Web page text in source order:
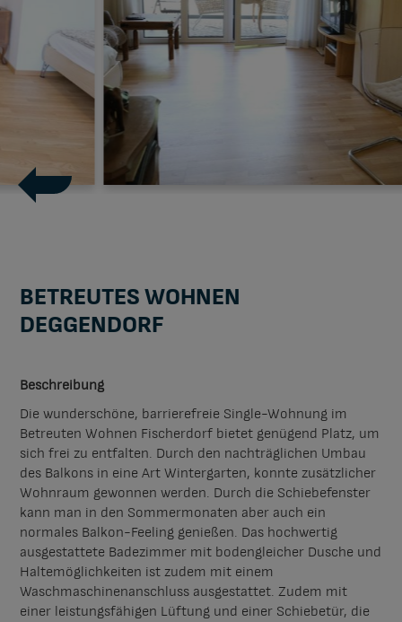
BETREUTES WOHNEN
DEGGENDORF
Beschreibung
Die wunderschöne, barrierefreie Single-Wohnung im
Betreuten Wohnen Fischerdorf bietet genügend Platz, um
sich frei zu entfalten. Durch den nachträglichen Umbau
des Balkons in eine Art Wintergarten, konnte zusätzlicher
Wohnraum gewonnen werden. Durch die Schiebefenster
kann man in den Sommermonaten aber auch ein
normales Balkon-Feeling genießen. Das hochwertig
ausgestattete Badezimmer mit bodengleicher Dusche und
Haltemöglichkeiten ist zudem mit einem
Waschmaschinenanschluss ausgestattet. Zudem mit
einer leistungsfähigen Lüftung und einer Schiebetür, die